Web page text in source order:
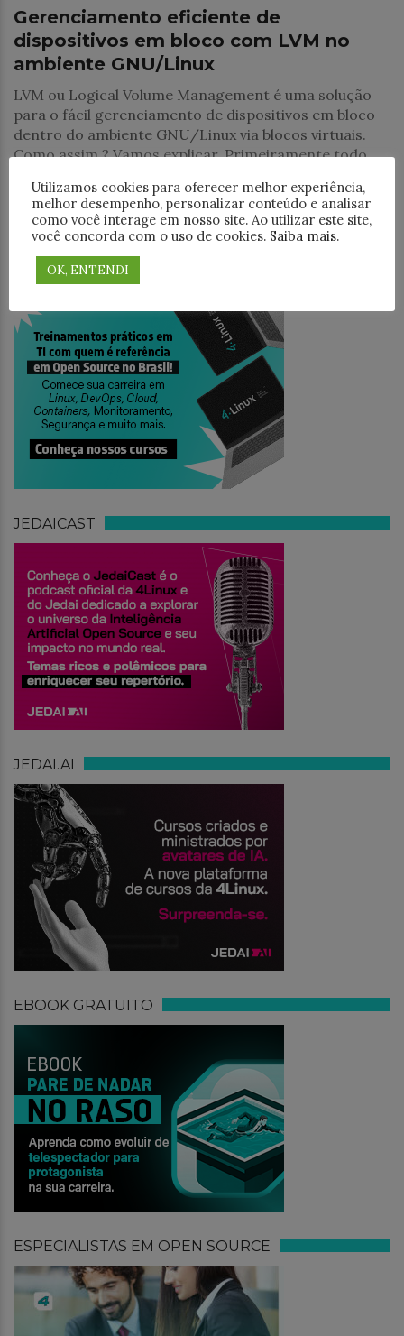
Gerenciamento eficiente de
dispositivos em bloco com LVM no
ambiente GNU/Linux
LVM ou Logical Volume Management é uma solução
para o fácil gerenciamento de dispositivos em bloco
dentro do ambiente GNU/Linux via blocos virtuais.
Como assim ? Vamos explicar. Primeiramente todo
PESQUISAR
TREINAMENTO
JEDAICAST
JEDAI.AI
EBOOK GRATUITO
ESPECIALISTAS EM OPEN SOURCE
Utilizamos cookies para oferecer melhor experiência,
melhor desempenho, personalizar conteúdo e analisar
como você interage em nosso site. Ao utilizar este site,
você concorda com o uso de cookies. Saiba mais.
OK, ENTENDI